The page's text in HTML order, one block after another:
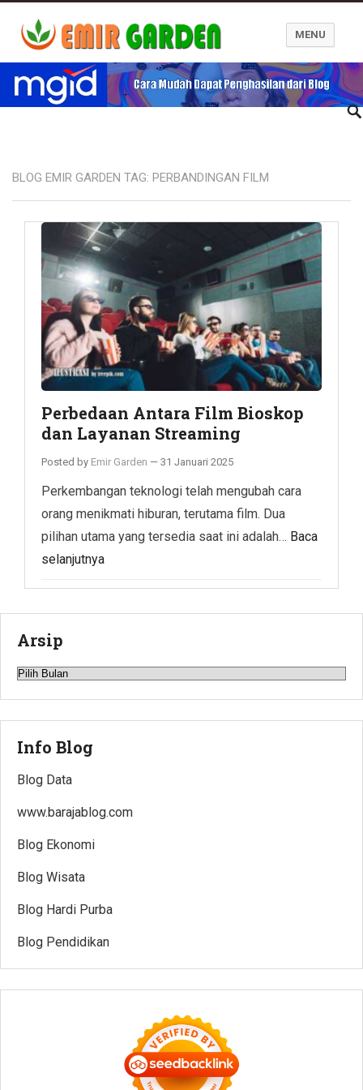
Blog Emir Garden
MENU
BLOG EMIR GARDEN TAG: PERBANDINGAN FILM
Perbedaan Antara Film Bioskop
dan Layanan Streaming
Posted by Emir Garden — 31 Januari 2025
Perkembangan teknologi telah mengubah cara
orang menikmati hiburan, terutama film. Dua
pilihan utama yang tersedia saat ini adalah… Baca
selanjutnya
Arsip
Arsip
Info Blog
Blog Data
www.barajablog.com
Blog Ekonomi
Blog Wisata
Blog Hardi Purba
Blog Pendidikan